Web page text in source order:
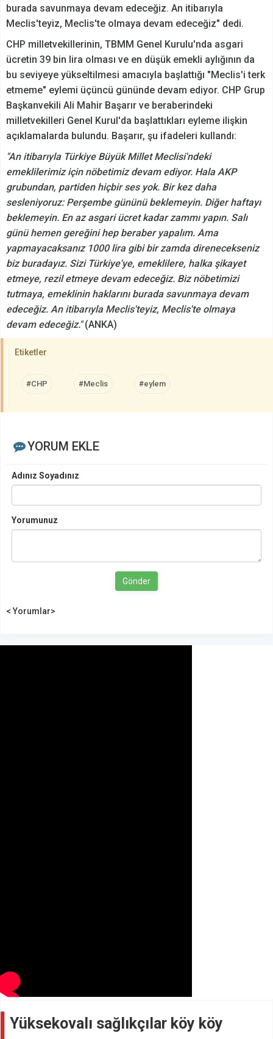
burada savunmaya devam edeceğiz. An itibarıyla
Meclis'teyiz, Meclis'te olmaya devam edeceğiz" dedi.
CHP milletvekillerinin, TBMM Genel Kurulu'nda asgari
ücretin 39 bin lira olması ve en düşük emekli aylığının da
bu seviyeye yükseltilmesi amacıyla başlattığı "Meclis'i terk
etmeme" eylemi üçüncü gününde devam ediyor. CHP Grup
Başkanvekili Ali Mahir Başarır ve beraberindeki
milletvekilleri Genel Kurul'da başlattıkları eyleme ilişkin
açıklamalarda bulundu. Başarır, şu ifadeleri kullandı:
"An itibarıyla Türkiye Büyük Millet Meclisi'ndeki
emeklilerimiz için nöbetimiz devam ediyor. Hala AKP
grubundan, partiden hiçbir ses yok. Bir kez daha
sesleniyoruz: Perşembe gününü beklemeyin. Diğer haftayı
beklemeyin. En az asgari ücret kadar zammı yapın. Salı
günü hemen gereğini hep beraber yapalım. Ama
yapmayacaksanız 1000 lira gibi bir zamda direnecekseniz
biz buradayız. Sizi Türkiye'ye, emeklilere, halka şikayet
etmeye, rezil etmeye devam edeceğiz. Biz nöbetimizi
tutmaya, emeklinin haklarını burada savunmaya devam
edeceğiz. An itibarıyla Meclis'teyiz, Meclis'te olmaya
devam edeceğiz."(ANKA)
Etiketler
#CHP #Meclis #eylem
YORUM EKLE
Adınız Soyadınız
Yorumunuz
Gönder
< Yorumlar>
Yüksekovalı sağlıkçılar köy köy